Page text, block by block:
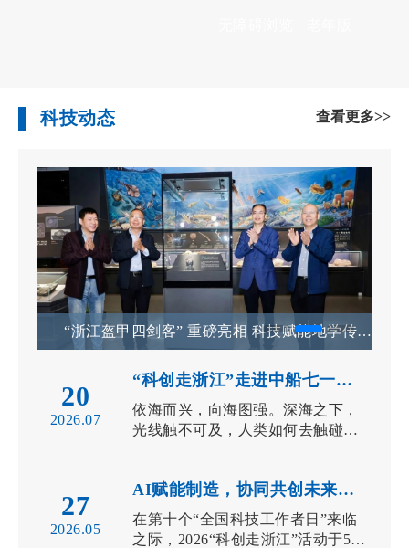
科技动态 查看更多>>
“浙江盔甲四剑客” 重磅亮相 科技赋能地学传播——浙江省地质...
20
2026.07
“科创走浙江”走进中船七一五所：“水声奇妙之夜”科学开放日解...
依海而兴，向海图强。深海之下，
光线触不可及，人类如何去触碰这
27
2026.05
AI赋能制造，协同共创未来！2026“科创走浙江”走进嘉善
在第十个“全国科技工作者日”来临
之际，2026“科创走浙江”活动于5月